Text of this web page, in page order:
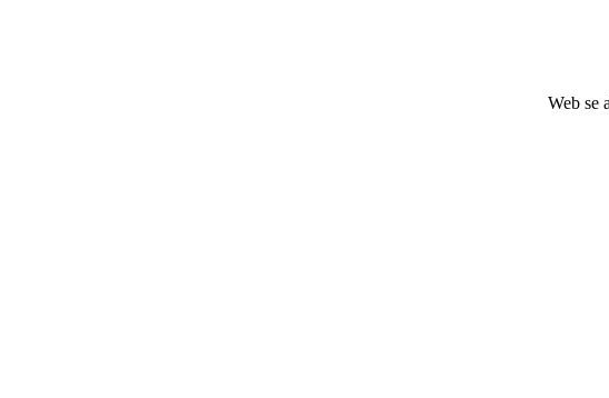
Web se